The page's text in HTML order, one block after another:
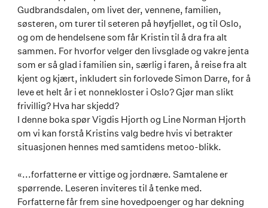
Gudbrandsdalen, om livet der, vennene, familien,
søsteren, om turer til seteren på høyfjellet, og til Oslo,
og om de hendelsene som får Kristin til å dra fra alt
sammen. For hvorfor velger den livsglade og vakre jenta
som er så glad i familien sin, særlig i faren, å reise fra alt
kjent og kjært, inkludert sin forlovede Simon Darre, for å
leve et helt år i et nonnekloster i Oslo? Gjør man slikt
frivillig? Hva har skjedd?
I denne boka spør Vigdis Hjorth og Line Norman Hjorth
om vi kan forstå Kristins valg bedre hvis vi betrakter
situasjonen hennes med samtidens metoo-blikk.
«...forfatterne er vittige og jordnære. Samtalene er
spørrende. Leseren inviteres til å tenke med.
Forfatterne får frem sine hovedpoenger og har dekning